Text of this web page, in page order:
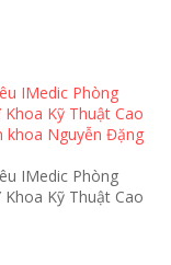
IMedic Phòng
Kỹ Thuật Cao
khoa Nguyễn Đặng
IMedic Phòng
Kỹ Thuật Cao